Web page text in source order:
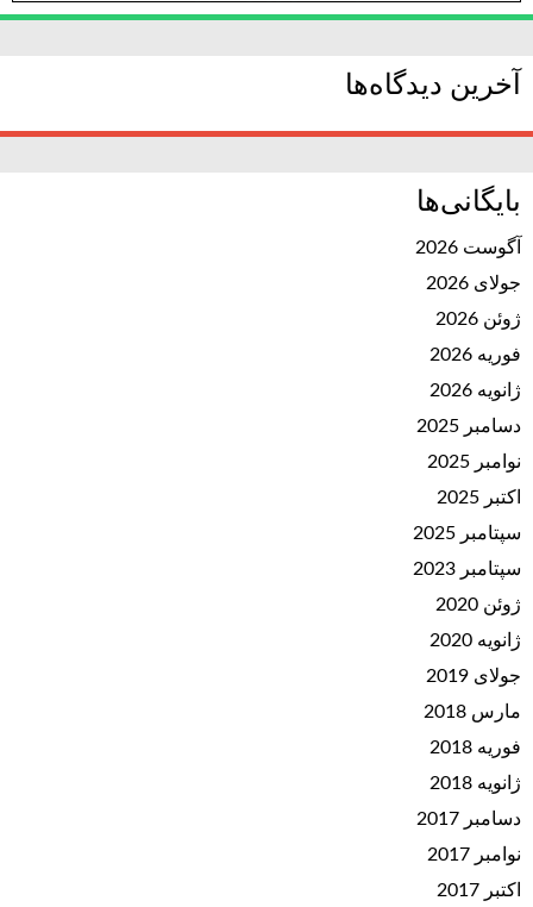
آخرین دیدگاه‌ها
بایگانی‌ها
آگوست 2026
جولای 2026
ژوئن 2026
فوریه 2026
ژانویه 2026
دسامبر 2025
نوامبر 2025
اکتبر 2025
سپتامبر 2025
سپتامبر 2023
ژوئن 2020
ژانویه 2020
جولای 2019
مارس 2018
فوریه 2018
ژانویه 2018
دسامبر 2017
نوامبر 2017
اکتبر 2017